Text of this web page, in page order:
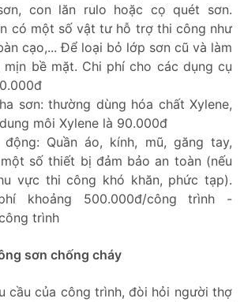
con lăn rulo hoặc cọ quét sơn.
có một số vật tư hỗ trợ thi công như
cạo,... Để loại bỏ lớp sơn cũ và làm
mịn bề mặt. Chi phí cho các dụng cụ
sơn: thường dùng hóa chất Xylene,
môi Xylene là 90.000đ
Quần áo, kính, mũ, găng tay,
số thiết bị đảm bảo an toàn (nếu
vực thi công khó khăn, phức tạp).
khoảng 500.000đ/công trình -
trình
sơn chống cháy
cầu của công trình, đòi hỏi người thợ